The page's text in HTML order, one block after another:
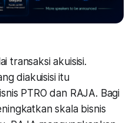
transaksi akuisisi.
diakuisisi itu
PTRO dan RAJA. Bagi
skala bisnis